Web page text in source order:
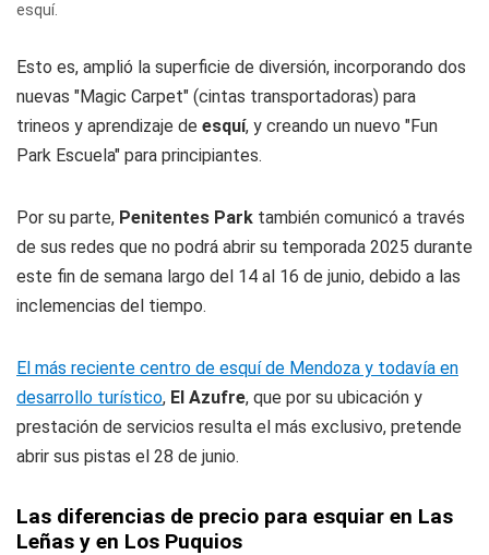
esquí.
Esto es, amplió la superficie de diversión, incorporando dos
nuevas "Magic Carpet" (cintas transportadoras) para
trineos y aprendizaje de esquí, y creando un nuevo "Fun
Park Escuela" para principiantes.
Por su parte, Penitentes Park también comunicó a través
de sus redes que no podrá abrir su temporada 2025 durante
este fin de semana largo del 14 al 16 de junio, debido a las
inclemencias del tiempo.
El más reciente centro de esquí de Mendoza y todavía en
desarrollo turístico, El Azufre, que por su ubicación y
prestación de servicios resulta el más exclusivo, pretende
abrir sus pistas el 28 de junio.
Las diferencias de precio para esquiar en Las
Leñas y en Los Puquios